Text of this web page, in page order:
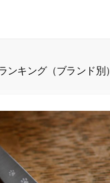
ンキング（ブランド別）